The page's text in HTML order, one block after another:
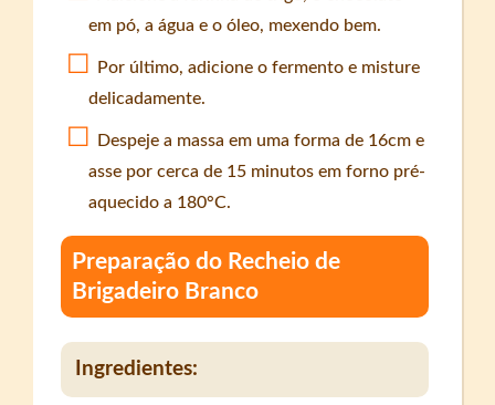
em pó, a água e o óleo, mexendo bem.
Por último, adicione o fermento e misture
delicadamente.
Despeje a massa em uma forma de 16cm e
asse por cerca de 15 minutos em forno pré-
aquecido a 180°C.
Preparação do Recheio de
Brigadeiro Branco
Ingredientes: